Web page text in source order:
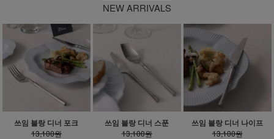
NEW ARRIVALS
쓰임 블랑 디너 포크
13,100원
쓰임 블랑 디너 스푼
13,100원
쓰임 블랑 디너 나이프
13,100원